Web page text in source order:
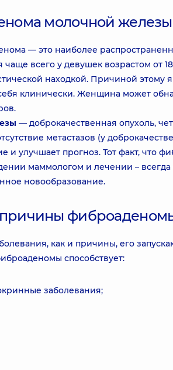
молочной
— это наиболее
всего у девушек возрастом от
находкой. Причиной
клинически. Женщина может
— доброкачественная опухоль,
метастазов (у
и улучшает прогноз. Тот факт, что
маммологом и лечении –
новообразование.
как и причины, его
способствует:
заболевания;